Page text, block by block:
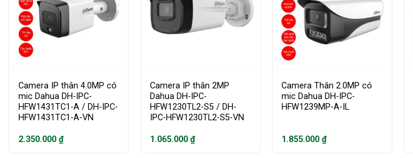
Camera IP thân 4.0MP có
mic Dahua DH-IPC-
HFW1431TC1-A / DH-IPC-
HFW1431TC1-A-VN
2.350.000 ₫
Camera IP thân 2MP
Dahua DH-IPC-
HFW1230TL2-S5 / DH-
IPC-HFW1230TL2-S5-VN
1.065.000₫
Camera Thân 2.0MP có
mic Dahua DH-IPC-
HFW1239MP-A-IL
1.855.000₫